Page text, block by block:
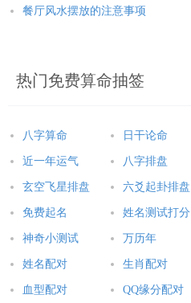
餐厅风水摆放的注意事项
热门免费算命抽签
八字算命 日干论命
近一年运气 八字排盘
玄空飞星排盘 六爻起卦排盘
免费起名 姓名测试打分
神奇小测试 万历年
姓名配对 生肖配对
血型配对 QQ缘分配对